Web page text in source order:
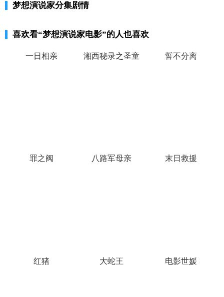
梦想演说家分集剧情
喜欢看“梦想演说家电影”的人也喜欢
一日相亲 湘西秘录之圣童 誓不分离
罪之阀 八路军母亲 末日救援
红猪 大蛇王 电影世媛